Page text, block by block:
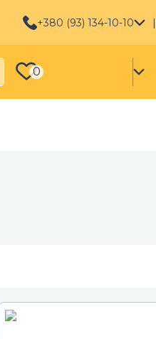
+380 (93) 134-10-10 |
0